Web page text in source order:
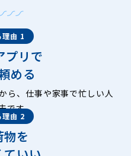
理由 1
プリで
める
ら、仕事や家事で忙しい人
です。
理由 2
物を